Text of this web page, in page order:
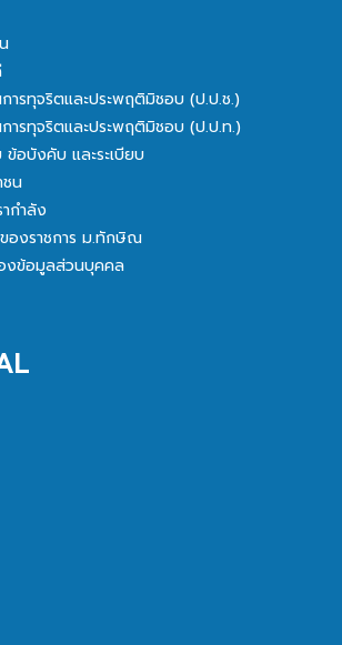
ารทุจริตและประพฤติมิชอบ (ป.ป.ช.)
การทุจริตและประพฤติมิชอบ (ป.ป.ท.)
อบังคับ และระเบียบ
ชน
กำลัง
องราชการ ม.ทักษิณ
งข้อมูลส่วนบุคคล